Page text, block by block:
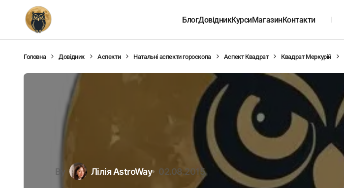
БлогДовідникКурсиМагазинКонтакти
Головна Довідник Аспекти Натальні аспекти гороскопа Аспект Квадрат Квадрат Меркурій
By Лілія AstroWay 02.08.2015